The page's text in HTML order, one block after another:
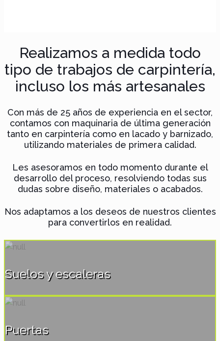
Realizamos a medida todo
tipo de trabajos de carpintería,
incluso los más artesanales
Con más de 25 años de experiencia en el sector,
contamos con maquinaria de última generación
tanto en carpintería como en lacado y barnizado,
utilizando materiales de primera calidad.
Les asesoramos en todo momento durante el
desarrollo del proceso, resolviendo todas sus
dudas sobre diseño, materiales o acabados.
Nos adaptamos a los deseos de nuestros clientes
para convertirlos en realidad.
Suelos y escaleras
Puertas